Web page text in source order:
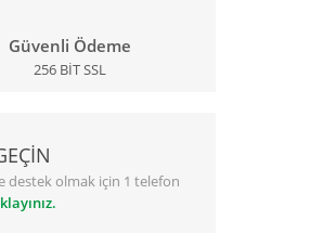
Güvenli Ödeme
256 BİT SSL
destek olmak için 1 telefon